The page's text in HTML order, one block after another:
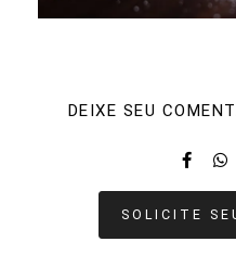
DEIXE SEU
SOLICITE